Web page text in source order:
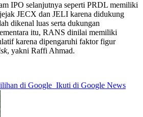
IPO selanjutnya seperti PRDL memiliki
JECX dan JELI karena didukung
dikenal luas serta dukungan
itu, RANS dinilai memiliki
karena dipengaruhi faktor figur
, yakni Raffi Ahmad.
di Google Ikuti di Google News